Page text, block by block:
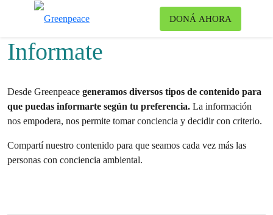
DONÁ AHORA
Informate
Desde Greenpeace generamos diversos tipos de contenido para
que puedas informarte según tu preferencia. La información
nos empodera, nos permite tomar conciencia y decidir con criterio.
Compartí nuestro contenido para que seamos cada vez más las
personas con conciencia ambiental.